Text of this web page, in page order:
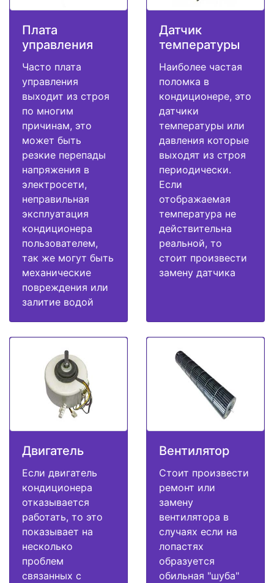
Плата
управления
Часто плата
управления
выходит из строя
по многим
причинам, это
может быть
резкие перепады
напряжения в
электросети,
неправильная
эксплуатация
кондиционера
пользователем,
так же могут быть
механические
повреждения или
залитие водой
Датчик
температуры
Наиболее частая
поломка в
кондиционере, это
датчики
температуры или
давления которые
выходят из строя
периодически.
Если
отображаемая
температура не
действительна
реальной, то
стоит произвести
замену датчика
Двигатель
Если двигатель
кондиционера
отказывается
работать, то это
показывает на
несколько
проблем
связанных с
Вентилятор
Стоит произвести
ремонт или
замену
вентилятора в
случаях если на
лопастях
образуется
обильная "шуба"